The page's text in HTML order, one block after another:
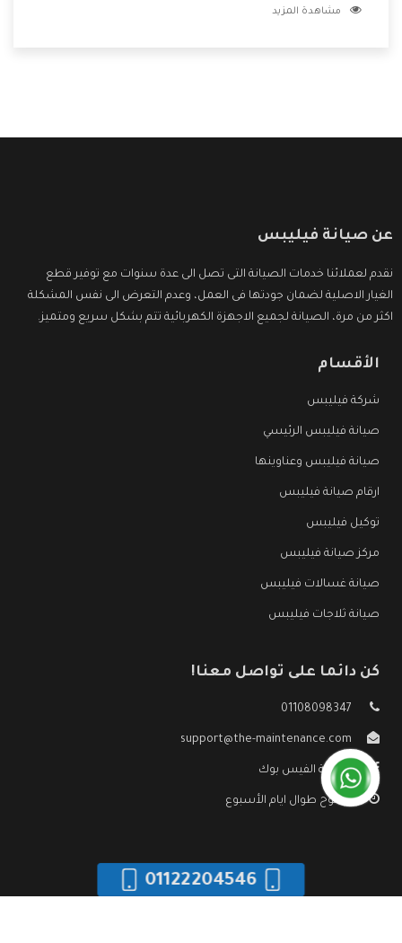
وتقدم للعملاء أقوى العروض والخصومات التى تسهل على
مشاهدة المزيد
عن صيانة فيليبس
نقدم لعملائنا خدمات الصيانة التى تصل الى عدة سنوات مع توفير قطع
الغيار الاصلية لضمان جودتها فى العمل، وعدم التعرض الى نفس المشكلة
اكثر من مرة، الصيانة لجميع الاجهزة الكهربائية تتم بشكل سريع ومتميز.
الأقسام
شركة فيليبس
صيانة فيليبس الرئيسي
صيانة فيليبس وعناوينها
ارقام صيانة فيليبس
توكيل فيليبس
مركز صيانة فيليبس
صيانة غسالات فيليبس
صيانة ثلاجات فيليبس
كن دائما على تواصل معنا!
01108098347
support@the-maintenance.com
صفحة الفيس بوك
مفتوح طوال ايام الأسبوع
01122204546